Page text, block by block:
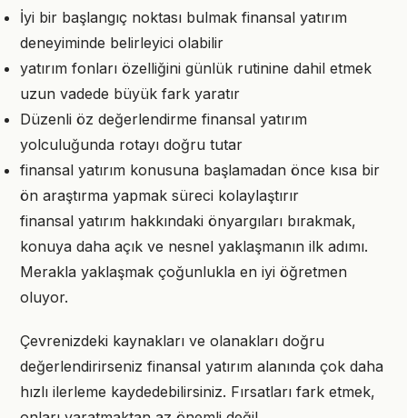
İyi bir başlangıç noktası bulmak finansal yatırım
deneyiminde belirleyici olabilir
yatırım fonları özelliğini günlük rutinine dahil etmek
uzun vadede büyük fark yaratır
Düzenli öz değerlendirme finansal yatırım
yolculuğunda rotayı doğru tutar
finansal yatırım konusuna başlamadan önce kısa bir
ön araştırma yapmak süreci kolaylaştırır
finansal yatırım hakkındaki önyargıları bırakmak,
konuya daha açık ve nesnel yaklaşmanın ilk adımı.
Merakla yaklaşmak çoğunlukla en iyi öğretmen
oluyor.
Çevrenizdeki kaynakları ve olanakları doğru
değerlendirirseniz finansal yatırım alanında çok daha
hızlı ilerleme kaydedebilirsiniz. Fırsatları fark etmek,